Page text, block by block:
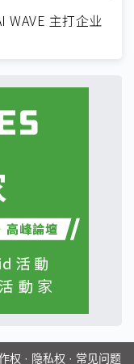
WAVE 主打企业
权 · 隐私权 · 常见问题